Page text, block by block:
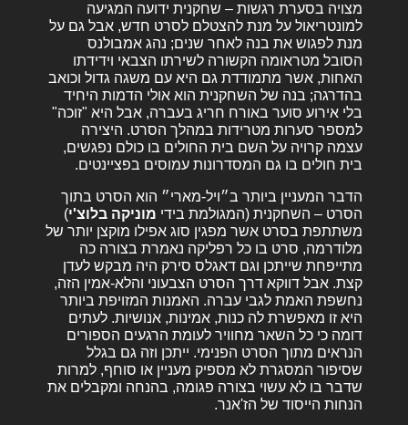
מצויה בסערת רגשות – שחקנית ידועה המגיעה
למונטריאול על מנת להצטלם לסרט חדש, אבל גם על
מנת לפגוש את בנה לאחר שנים; נהג אמבולנס
הסובל מטראומה הקשורה לשירתו הצבאי וידידתו
האחות, אשר מתמודדת גם היא עם משגה גדול וכואב
בהדרגה; בנה של השחקנית הוא אולי הדמות היחיד
בלי אירוע סוער באורח חריג בעברה, אבל היא "זוכה"
למספר סערות מטרידות במהלך הסרט. היצירה
עצמה קרויה על השם בית החולים בו כולם נפגשים,
בית חולים בו גם המסדרונות עמוסים בפציינטים.
הדבר המעניין ביותר ב״ויל-מארי״ הוא הסרט בתוך
הסרט – השחקנית (המגולמת בידי מוניקה בלוצ'י)
משתתפת בסרט אשר מפגין סוג אפילו מוקצן יותר של
מלודרמה, סרט בו כל רפליקה נאמרת בצורה כה
מתייפחת שייתכן וגם דאגלס סירק היה מבקש לעדן
קצת. אבל דווקא דרך הסרט הצבעוני והלא-אמין הזה,
נחשפת האמת לגבי עברה. האמנות המזויפת ביותר
היא זו מאפשרת לה כנות, אמינות, אנושיות. לעתים
דומה כי כל השאר מחוויר לעומת הרגעים הספורים
הנראים מתוך הסרט הפנימי. ייתכן וזה גם בגלל
שסיפור המסגרת לא מספיק מעניין או סוחף, למרות
שדבר בו לא עשוי בצורה פגומה, בהנחה ומקבלים את
הנחות הייסוד של הז'אנר.